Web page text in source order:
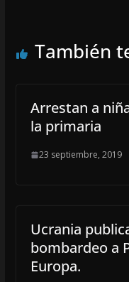
También
Arrestan a
la primaria
23 septiembre, 2019
Ucrania
bombardeo a
Europa.